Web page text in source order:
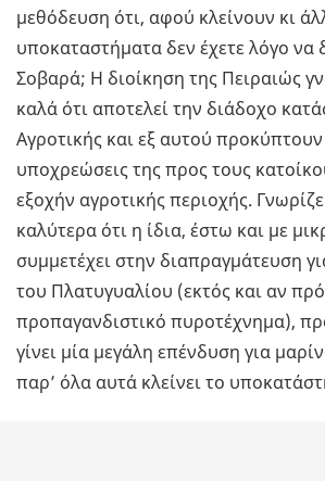
μεθόδευση ότι, αφού κλείνουν κι
υποκαταστήματα δεν έχετε λόγο να
Σοβαρά; Η διοίκηση της Πειραιώς
καλά ότι αποτελεί την διάδοχο
Αγροτικής και εξ αυτού
υποχρεώσεις της προς τους
εξοχήν αγροτικής περιοχής.
καλύτερα ότι η ίδια, έστω και με
συμμετέχει στην διαπραγμάτευση
του Πλατυγυαλίου (εκτός και αν
προπαγανδιστικό πυροτέχνημα),
γίνει μία μεγάλη επένδυση για
παρ’ όλα αυτά κλείνει το